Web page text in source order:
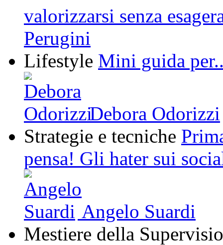
valorizzarsi senza
Perugini
Lifestyle Mini guida
Debora Odorizzi
Strategie e tecniche
pensa! Gli hater sui
Angelo Suardi
Mestiere della